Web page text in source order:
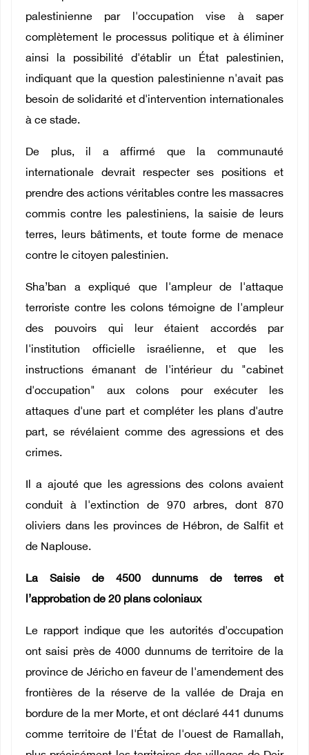
palestinienne par l'occupation vise à saper
complètement le processus politique et à éliminer
ainsi la possibilité d'établir un État palestinien,
indiquant que la question palestinienne n'avait pas
besoin de solidarité et d'intervention internationales
à ce stade.
De plus, il a affirmé que la communauté
internationale devrait respecter ses positions et
prendre des actions véritables contre les massacres
commis contre les palestiniens, la saisie de leurs
terres, leurs bâtiments, et toute forme de menace
contre le citoyen palestinien.
Sha’ban a expliqué que l'ampleur de l'attaque
terroriste contre les colons témoigne de l'ampleur
des pouvoirs qui leur étaient accordés par
l'institution officielle israélienne, et que les
instructions émanant de l'intérieur du "cabinet
d'occupation" aux colons pour exécuter les
attaques d'une part et compléter les plans d'autre
part, se révélaient comme des agressions et des
crimes.
Il a ajouté que les agressions des colons avaient
conduit à l'extinction de 970 arbres, dont 870
oliviers dans les provinces de Hébron, de Salfit et
de Naplouse.
La Saisie de 4500 dunnums de terres et
l’approbation de 20 plans coloniaux
Le rapport indique que les autorités d'occupation
ont saisi près de 4000 dunnums de territoire de la
province de Jéricho en faveur de l'amendement des
frontières de la réserve de la vallée de Draja en
bordure de la mer Morte, et ont déclaré 441 dunums
comme territoire de l'État de l'ouest de Ramallah,